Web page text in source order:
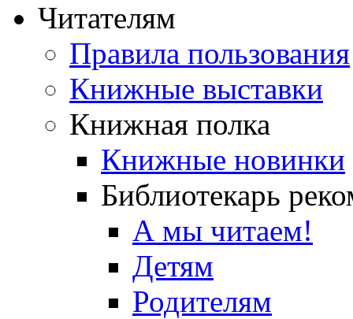
Читателям
Правила пользования
Книжные выставки
Книжная полка
Книжные новинки
Библиотекарь
А мы читаем!
Детям
Родителям